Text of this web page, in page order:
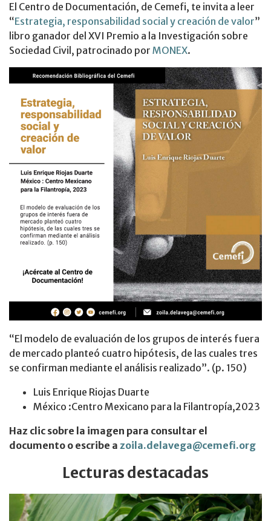
El Centro de Documentación, de Cemefi, te invita a leer
“Estrategia, responsabilidad social y creación de valor”
libro ganador del XVI Premio a la Investigación sobre
Sociedad Civil, patrocinado por MONEX.
“El modelo de evaluación de los grupos de interés fuera
de mercado planteó cuatro hipótesis, de las cuales tres
se confirman mediante el análisis realizado”. (p. 150)
Luis Enrique Riojas Duarte
México :Centro Mexicano para la Filantropía,2023
Haz clic sobre la imagen para consultar el
documento o escribe a zoila.delavega@cemefi.org
Lecturas destacadas